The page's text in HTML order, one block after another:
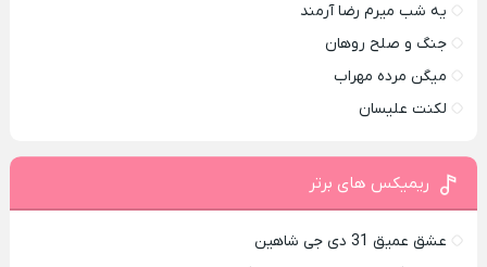
یه شب میرم رضا آرمند
جنگ و صلح روهان
میگن مرده مهراب
لکنت علیسان
ریمیکس های برتر
عشق عمیق 31 دی جی شاهین